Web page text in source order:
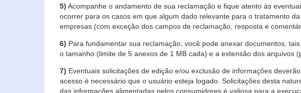
5) Acompanhe o andamento de sua reclamação e fique atento às
ocorrer para os casos em que algum dado relevante para o tratamento
empresas (com exceção dos campos de reclamação, resposta e
6) Para fundamentar sua reclamação, você pode anexar documentos,
o tamanho (limite de 5 anexos de 1 MB cada) e a extensão dos arquivos
7) Eventuais solicitações de edição e/ou exclusão de informações
acesso é necessário que o usuário esteja logado. Solicitações desta
das informações alimentadas pelos consumidores é valiosa para a